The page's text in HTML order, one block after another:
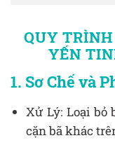
QUY
YẾN
1. Sơ Chế và
Xử Lý: Loại bỏ
cặn bã khác